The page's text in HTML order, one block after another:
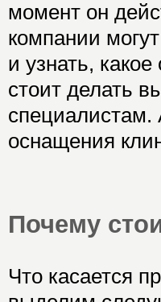
момент он
компании
и узнать,
стоит делать
специалистам.
оснащения
Почему
Что касается